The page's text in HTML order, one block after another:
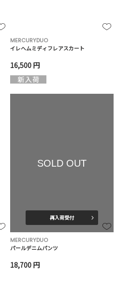
MERCURYDUO
イレヘムミディフレアスカート
16,500 円
SOLD OUT
再入荷受付
MERCURYDUO
パールデニムパンツ
18,700 円